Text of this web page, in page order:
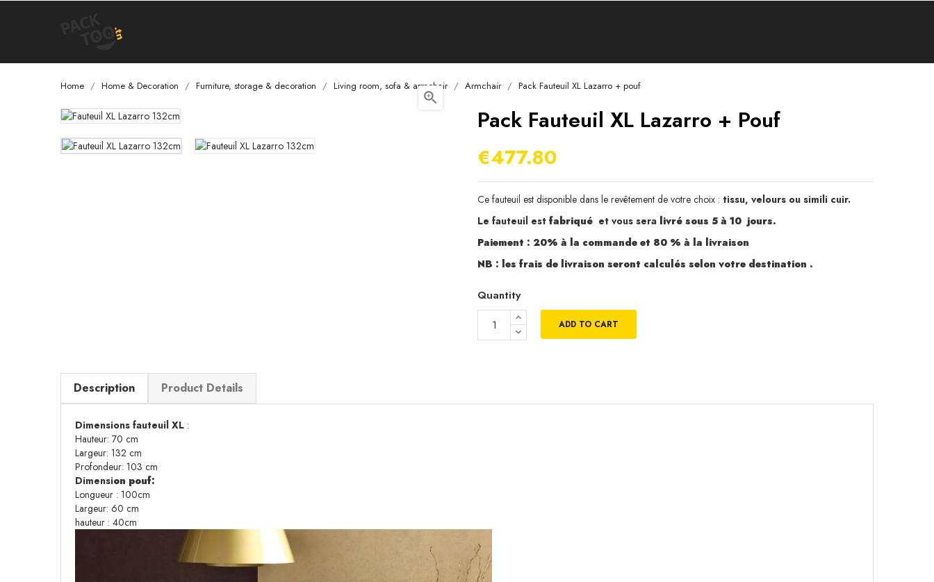
Home Home & Decoration Furniture, storage & decoration Living room, sofa & armchair Armchair Pack Fauteuil XL Lazarro + pouf

Pack Fauteuil XL Lazarro + Pouf
€477.80
Ce fauteuil est disponible dans le revêtement de votre choix : tissu, velours ou simili cuir.
Le fauteuil est fabriqué et vous sera livré sous 5 à 10 jours.
Paiement : 20% à la commande et 80 % à la livraison
NB : les frais de livraison seront calculés selon votre destination .
Quantity
ADD TO CART
Description Product Details
Dimensions fauteuil XL :
Hauteur: 70 cm
Largeur: 132 cm
Profondeur: 103 cm
Dimension pouf:
Longueur : 100cm
Largeur: 60 cm
hauteur : 40cm